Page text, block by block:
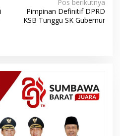
Pos berikutnya
Pimpinan Definitif DPRD
KSB Tunggu SK Gubernur